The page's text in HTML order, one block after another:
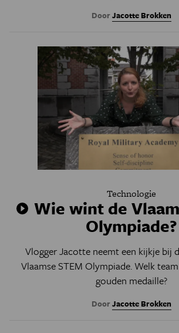
DoorJacotte Brokken
Technologie
Wie wint de
Olympiade?
Vlogger Jacotte neemt een kijkje bij
Vlaamse STEM Olympiade. Welk
gouden medaille?
DoorJacotte Brokken